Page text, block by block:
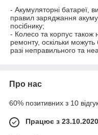
- Акумуляторні батареї,
правил заряджання
посібнику;
- Колесо та корпус також
ремонту, оскільки
разі неправильного та
Про нас
60% позитивних з 10
Працює з 23.10.2020